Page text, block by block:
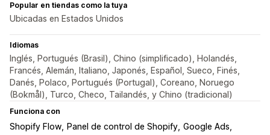
Popular en tiendas como la tuya
Ubicadas en Estados Unidos
Idiomas
Inglés, Portugués (Brasil), Chino (simplificado), Holandés,
Francés, Alemán, Italiano, Japonés, Español, Sueco, Finés,
Danés, Polaco, Portugués (Portugal), Coreano, Noruego
(Bokmål), Turco, Checo, Tailandés, y Chino (tradicional)
Funciona con
Shopify Flow Panel de control de Shopify Google Ads